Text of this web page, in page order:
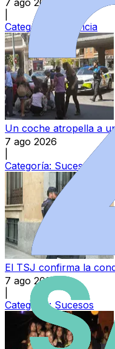
7 ago 2026
Categoría:
Provincia
Un coche atropella a
7 ago 2026
Categoría: Sucesos
El TSJ confirma la
7 ago 2026
Categoría:Sucesos